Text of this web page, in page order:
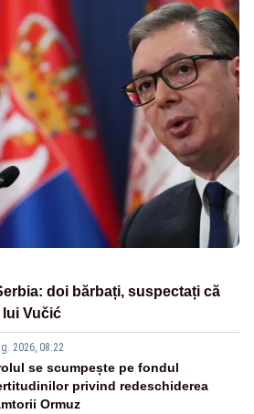
doi bărbați, suspectați că
Vučić
2026, 08:22
se scumpește pe fondul
privind redeschiderea
Ormuz